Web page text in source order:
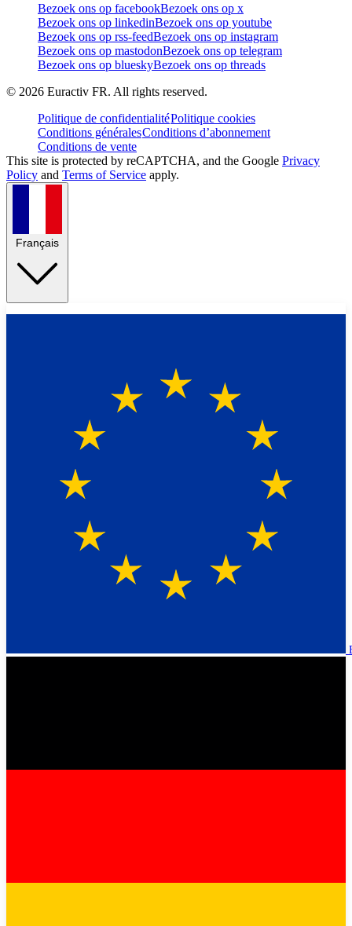
Bezoek ons op facebookBezoek ons op x
Bezoek ons op linkedinBezoek ons op youtube
Bezoek ons op rss-feedBezoek ons op instagram
Bezoek ons op mastodonBezoek ons op telegram
Bezoek ons op blueskyBezoek ons op threads
© 2026 Euractiv FR. All rights reserved.
Politique de confidentialitéPolitique cookies
Conditions généralesConditions d’abonnement
Conditions de vente
This site is protected by reCAPTCHA, and the Google Privacy
Policy and Terms of Service apply.
Français